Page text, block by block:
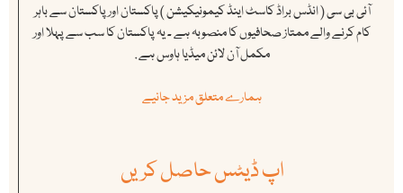
آئی بی سی ( انڈس براڈ کاسٹ اینڈ کیمونیکیشن ) پاکستان اور پاکستان سے باہر
کام کرنے والے ممتاز صحافیوں کا منصوبہ ہے ۔ یہ پاکستان کا سب سے پہلا اور
مکمل آن لائن میڈیا ہاوس ہے .
ہمارے متعلق مزید جانیے
اپ ڈیٹس حاصل کریں